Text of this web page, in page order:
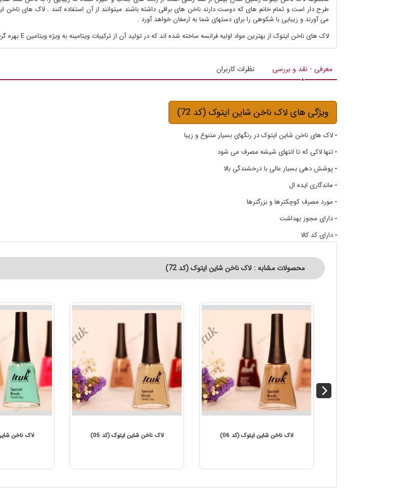
طرح دار است و تمام خانم های که دوست دارند ناخن های براقی داشته باشند میتوانند از آن استفاده کنند . لاک های
می آورند و زیبایی با شکوهی را برای دستهای شما به ارمغان خواهد آورد .
لاک های ناخن ایتوک از بهترین مواد اولیه فرانسه ساخته شده اند که در تولید آن از ترکیبات ویتامینه به ویژه ویتامین E بهره گرفته شده است.
معرفی - نقد و بررسی نظرات کاربران
ویژگی های لاک ناخن شاین ایتوک (کد 72)
-لاک های ناخن شاین ایتوک در رنگهای بسیار متنوع و زیبا
-تنها لاکی که تا انتهای شیشه مصرف می شود
-پوشش دهی بسیار عالی با درخشندگی بالا
- ماندگاری ایده ال
- مورد مصرف کوچکترها و بزرگترها
-دارای مجوز بهداشت
-دارای کد کالا
محصولات مشابه : لاک ناخن شاین ایتوک (کد 72)
لاک ناخن شاین ایتوک (کد 05) لاک ناخن شاین ایتوک (کد 06) لاک ناخن شاین ایتوک (کد 07)